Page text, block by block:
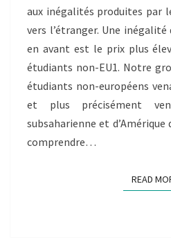
aux inégalités produites par
vers l’étranger. Une
en avant est le prix plus
étudiants non-EU1. Notre
étudiants non-européens
et plus précisément
subsaharienne et d’Amérique
comprendre…
READ